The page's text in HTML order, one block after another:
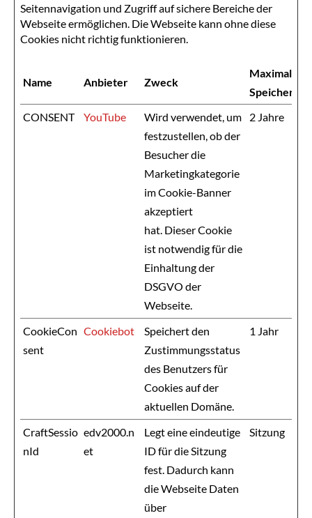
Seitennavigation und Zugriff auf sichere Bereiche der
Webseite ermöglichen. Die Webseite kann ohne diese
Cookies nicht richtig funktionieren.
Name Anbieter Zweck
Maximale
CONSENT
YouTube
Wird verwendet, um
festzustellen, ob der
Besucher die
Marketingkategorie
im Cookie-Banner
akzeptiert
hat. Dieser Cookie
ist notwendig für die
Einhaltung der
DSGVO der
Webseite.
2 Jahre
CookieCon
sent
Cookiebot
Speichert den
Zustimmungsstatus
des Benutzers für
Cookies auf der
aktuellen Domäne.
1 Jahr
CraftSessio
nId
edv2000.n
et
Legt eine eindeutige
ID für die Sitzung
fest. Dadurch kann
die Webseite Daten
über
Sitzung